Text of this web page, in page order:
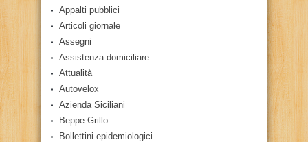
Appalti pubblici
Articoli giornale
Assegni
Assistenza domiciliare
Attualità
Autovelox
Azienda Siciliani
Beppe Grillo
Bollettini epidemiologici